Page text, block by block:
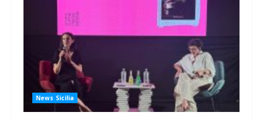
News Sicilia